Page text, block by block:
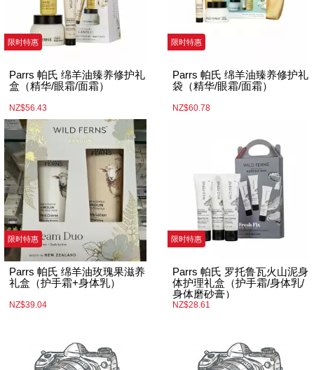
限时特惠
Parrs 帕氏 绵羊油臻养修护礼
盒（精华/眼霜/面霜）
NZ$56.43
限时特惠
Parrs 帕氏 绵羊油臻养修护礼
袋（精华/眼霜/面霜）
NZ$60.78
限时特惠
Parrs 帕氏 绵羊油玫瑰果滋养
礼盒（护手霜+身体乳）
NZ$39.04
限时特惠
Parrs 帕氏 罗托鲁瓦火山泥身
体护理礼盒（护手霜/身体乳/
身体磨砂膏）
NZ$28.61